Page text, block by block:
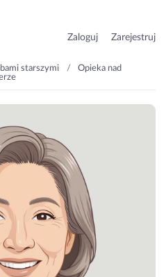
Zaloguj Zarejestruj
starszymi
Opieka nad